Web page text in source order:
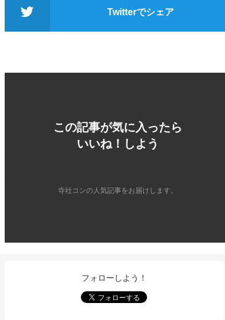
Twitterでシェア
この記事が気に入ったら
いいね！しよう
寺社コンの人気記事をお届けします。
フォローしよう！